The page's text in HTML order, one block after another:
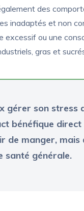
des
inadaptés et non
excessif ou une
gras et
gérer son stress
bénéfique
de manger, mais
santé générale.